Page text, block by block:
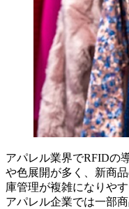
アパレル業界でRFIDの
や色展開が多く、新商
庫管理が複雑になりや
アパレル企業では一部